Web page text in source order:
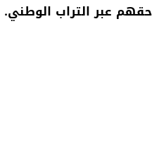
حقهم عبر التراب الوطني.